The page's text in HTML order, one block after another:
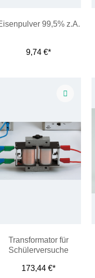
99,5% z.A.
9,74 €*
Transformator für
Schülerversuche
173,44 €*